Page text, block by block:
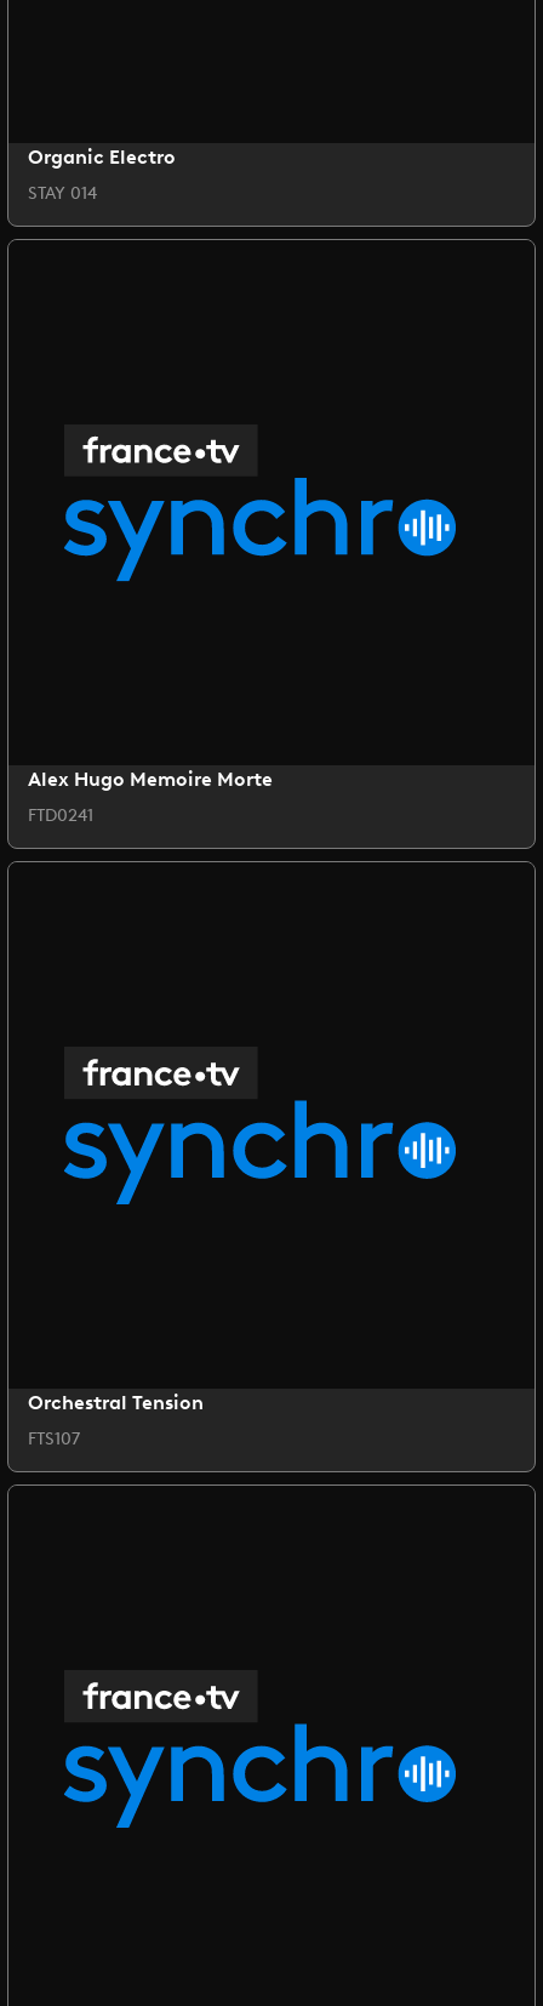
Organic Electro
STAY 014
Alex Hugo Memoire Morte
FTD0241
Orchestral Tension
FTS107